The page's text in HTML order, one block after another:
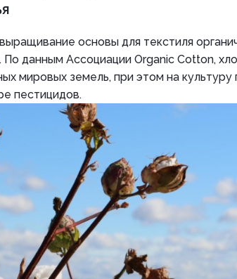
основы для текстиля
данным Ассоциации Organic Cotton,
мировых земель, при этом на культуру
пестицидов.